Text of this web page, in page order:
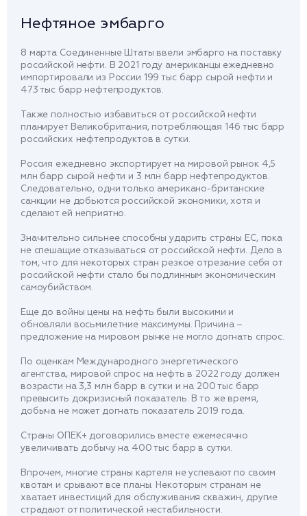
Нефтяное эмбарго
8 марта Соединенные Штаты ввели эмбарго на поставку
российской нефти. В 2021 году американцы ежедневно
импортировали из России 199 тыс барр сырой нефти и
473 тыс барр нефтепродуктов.
Также полностью избавиться от российской нефти
планирует Великобритания, потребляющая 146 тыс барр
российских нефтепродуктов в сутки.
Россия ежедневно экспортирует на мировой рынок 4,5
млн барр сырой нефти и 3 млн барр нефтепродуктов.
Следовательно, одни только американо-британские
санкции не добьются российской экономики, хотя и
сделают ей неприятно.
Значительно сильнее способны ударить страны ЕС, пока
не спешащие отказываться от российской нефти. Дело в
том, что для некоторых стран резкое отрезание себя от
российской нефти стало бы подлинным экономическим
самоубийством.
Еще до войны цены на нефть были высокими и
обновляли восьмилетние максимумы. Причина –
предложение на мировом рынке не могло догнать спрос.
По оценкам Международного энергетического
агентства, мировой спрос на нефть в 2022 году должен
возрасти на 3,3 млн барр в сутки и на 200 тыс барр
превысить докризисный показатель. В то же время,
добыча не может догнать показатель 2019 года.
Страны ОПЕК+ договорились вместе ежемесячно
увеличивать добычу на 400 тыс барр в сутки.
Впрочем, многие страны картеля не успевают по своим
квотам и срывают все планы. Некоторым странам не
хватает инвестиций для обслуживания скважин, другие
страдают от политической нестабильности.